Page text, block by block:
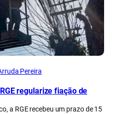
Pereira
regularize fiação de
a RGE recebeu um prazo de 15